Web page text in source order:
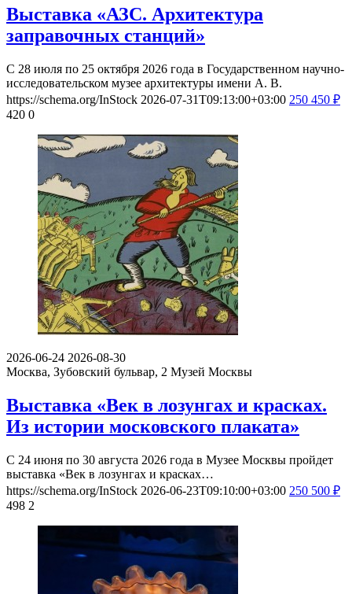
Выставка «АЗС. Архитектура
заправочных станций»
С 28 июля по 25 октября 2026 года в Государственном научно-
исследовательском музее архитектуры имени А. В.
https://schema.org/InStock 2026-07-31T09:13:00+03:00 250 450 ₽
420 0
2026-06-24 2026-08-30
Москва, Зубовский бульвар, 2 Музей Москвы
Выставка «Век в лозунгах и красках.
Из истории московского плаката»
С 24 июня по 30 августа 2026 года в Музее Москвы пройдет
выставка «Век в лозунгах и красках…
https://schema.org/InStock 2026-06-23T09:10:00+03:00 250 500 ₽
498 2